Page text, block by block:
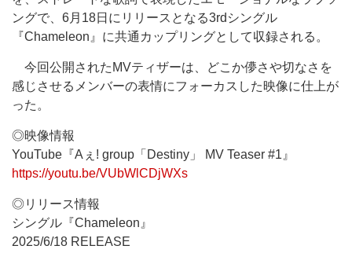
ングで、6月18日にリリースとなる3rdシングル
『Chameleon』に共通カップリングとして収録される。
今回公開されたMVティザーは、どこか儚さや切なさを
感じさせるメンバーの表情にフォーカスした映像に仕上が
った。
◎映像情報
YouTube『Aぇ! group「Destiny」 MV Teaser #1』
https://youtu.be/VUbWlCDjWXs
◎リリース情報
シングル『Chameleon』
2025/6/18 RELEASE